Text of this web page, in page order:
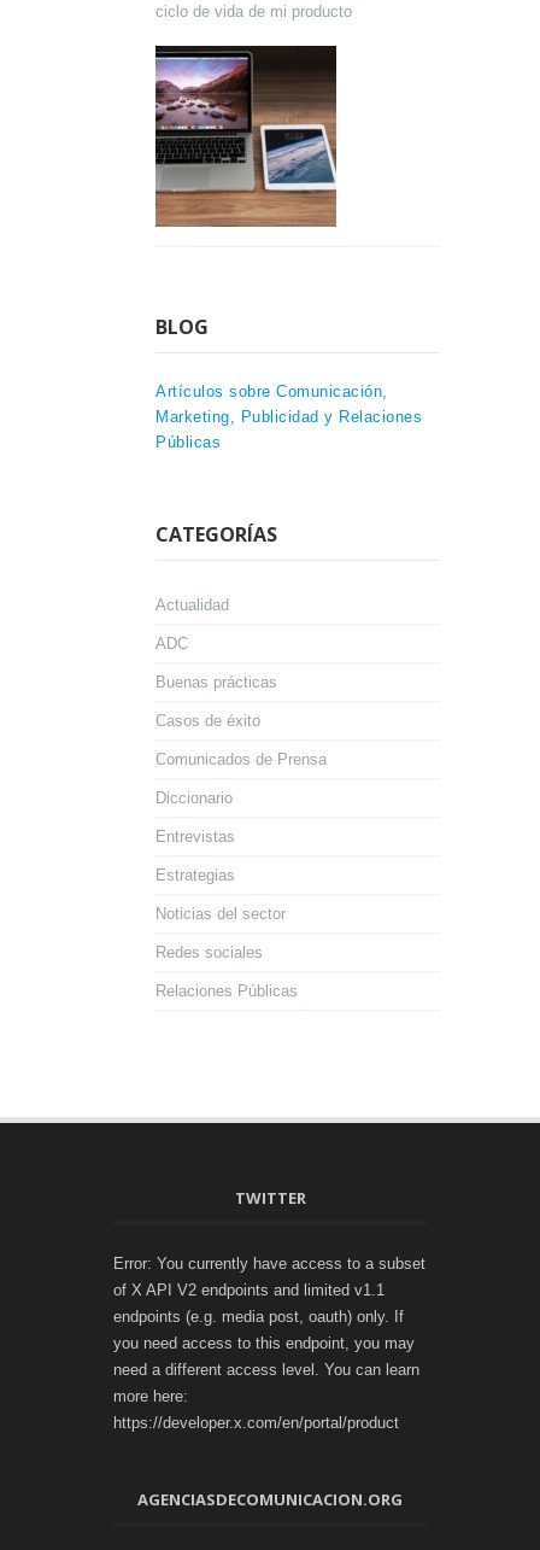
ciclo de vida de mi producto
BLOG
Artículos sobre Comunicación,
Marketing, Publicidad y Relaciones
Públicas
CATEGORÍAS
Actualidad
ADC
Buenas prácticas
Casos de éxito
Comunicados de Prensa
Diccionario
Entrevistas
Estrategias
Noticias del sector
Redes sociales
Relaciones Públicas
TWITTER
Error: You currently have access to a subset
of X API V2 endpoints and limited v1.1
endpoints (e.g. media post, oauth) only. If
you need access to this endpoint, you may
need a different access level. You can learn
more here:
https://developer.x.com/en/portal/product
AGENCIASDECOMUNICACION.ORG